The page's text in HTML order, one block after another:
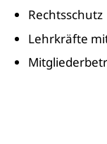
Rechtsschutz
Lehrkräfte